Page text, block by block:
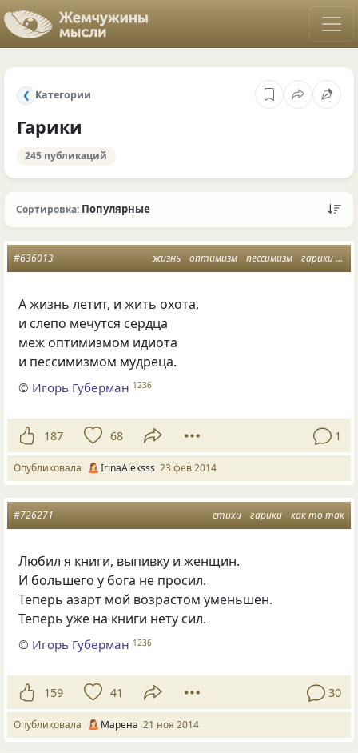
❮ Категории
Гарики
245 публикаций
Сортировка: Популярные
жизнь оптимизм пессимизм гарики
#636013
А жизнь летит, и жить охота,
и слепо мечутся сердца
меж оптимизмом идиота
и пессимизмом мудреца.
© Игорь Губерман 1236
187 68 1
Опубликовала IrinaAleksss 23 фев 2014
стихи гарики как то так
#726271
Любил я книги, выпивку и женщин.
И большего у бога не просил.
Теперь азарт мой возрастом уменьшен.
Теперь уже на книги нету сил.
© Игорь Губерман 1236
159 41 30
Опубликовала Марена 21 ноя 2014